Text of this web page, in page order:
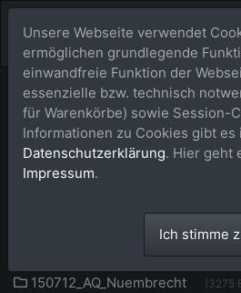
Events2015
150329_ANS_Overath
150516_DQHATeamcup (1671
150613_PHCGWettringen
150712_AQ_Nuembrecht (3275
Unsere Webseite verwendet
ermöglichen grundlegende
einwandfreie Funktion der
essenzielle bzw. technisch
für Warenkörbe) sowie Session-
Informationen zu Cookies gibt es
Datenschutzerklärung. Hier geht
Impressum.
Ich stimme